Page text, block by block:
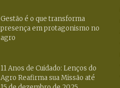
Gestão é o que transforma
presença em protagonismo no
agro
11 Anos de Cuidado: Lenços do
Agro Reafirma sua Missão até